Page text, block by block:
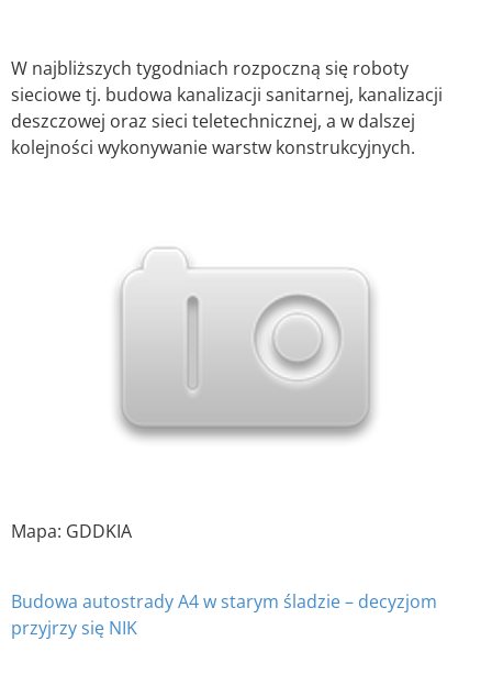
W najbliższych tygodniach rozpoczną się roboty
sieciowe tj. budowa kanalizacji sanitarnej, kanalizacji
deszczowej oraz sieci teletechnicznej, a w dalszej
kolejności wykonywanie warstw konstrukcyjnych.
Mapa: GDDKIA
Budowa autostrady A4 w starym śladzie – decyzjom
przyjrzy się NIK